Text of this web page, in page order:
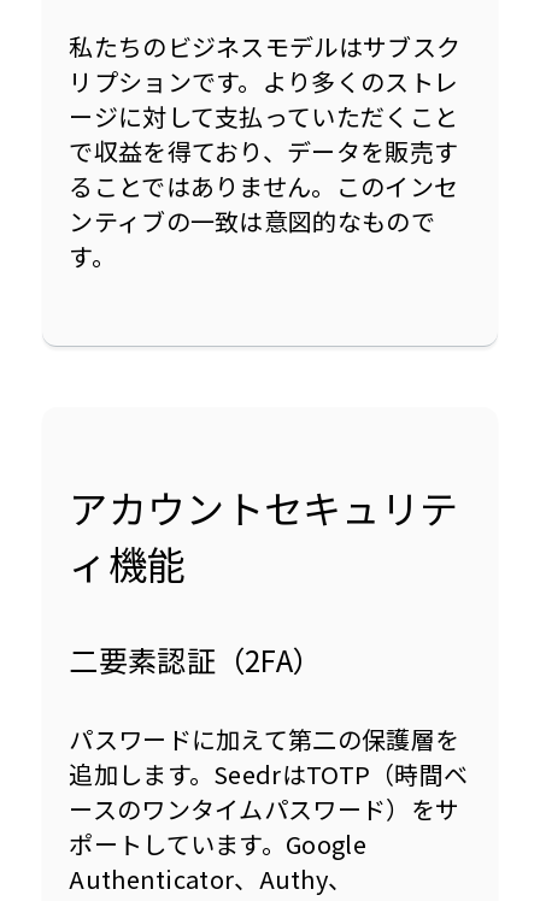
私たちのビジネスモデルはサブスク
リプションです。より多くのストレ
ージに対して支払っていただくこと
で収益を得ており、データを販売す
ることではありません。このインセ
ンティブの一致は意図的なもので
す。
アカウントセキュリテ
ィ機能
二要素認証（2FA）
パスワードに加えて第二の保護層を
追加します。SeedrはTOTP（時間ベ
ースのワンタイムパスワード）をサ
ポートしています。Google
Authenticator、Authy、